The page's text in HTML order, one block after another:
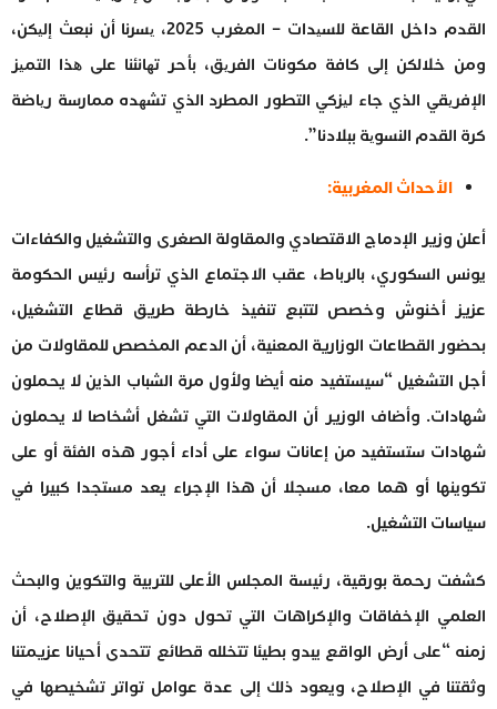
القدم داخل القاعة للسیدات – المغرب 2025، یسرنا أن نبعث إلیكن،
ومن خلالكن إلى كافة مكونات الفریق، بأحر تھانئنا على ھذا التمیز
الإفریقي الذي جاء لیزكي التطور المطرد الذي تشھده ممارسة ریاضة
كرة القدم النسویة ببلادنا”.
الأحداث المغربية:
أعلن وزير الإدماج الاقتصادي والمقاولة الصغرى والتشغيل والكفاءات
يونس السكوري، بالرباط، عقب الاجتماع الذي ترأسه رئيس الحكومة
عزيز أخنوش وخصص لتتبع تنفيذ خارطة طريق قطاع التشغيل،
بحضور القطاعات الوزارية المعنية، أن الدعم المخصص للمقاولات من
أجل التشغيل “سيستفيد منه أيضا ولأول مرة الشباب الذين لا يحملون
شهادات. وأضاف الوزير أن المقاولات التي تشغل أشخاصا لا يحملون
شهادات ستستفيد من إعانات سواء على أداء أجور هذه الفئة أو على
تكوينها أو هما معا، مسجلا أن هذا الإجراء يعد مستجدا كبيرا في
سياسات التشغيل.
كشفت رحمة بورقية، رئيسة المجلس الأعلى للتربية والتكوين والبحث
العلمي الإخفاقات والإكراهات التي تحول دون تحقيق الإصلاح، أن
زمنه “علی أرض الواقع يبدو بطيئا تتخلله قطائع تتحدى أحيانا عزيمتنا
وثقتنا في الإصلاح، ويعود ذلك إلى عدة عوامل تواتر تشخيصها في